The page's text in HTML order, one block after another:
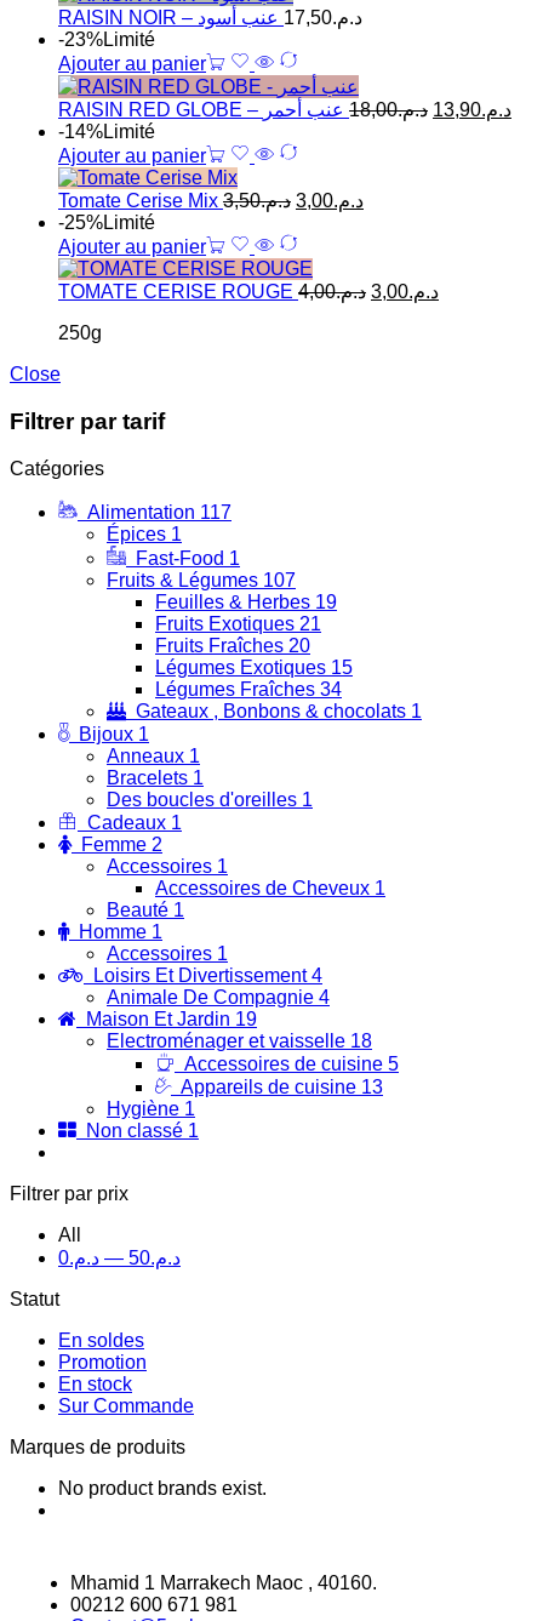
د.م.17,50
-23%Limité
Ajouter au panier
د.م.18,00 د.م.13,90
-14%Limité
Ajouter au panier
Tomate Cerise Mix د.م.3,50 د.م.3,00
-25%Limité
Ajouter au panier
TOMATE CERISE ROUGE د.م.4,00 د.م.3,00
250g
Close
Filtrer par tarif
Catégories
Alimentation 117
Épices 1
Fast-Food 1
Fruits & Légumes 107
Feuilles & Herbes 19
Fruits Exotiques 21
Fruits Fraîches 20
Légumes Exotiques 15
Légumes Fraîches 34
Gateaux , Bonbons & chocolats 1
Bijoux 1
Anneaux 1
Bracelets 1
Des boucles d'oreilles 1
Cadeaux 1
Femme 2
Accessoires 1
Accessoires de Cheveux 1
Beauté 1
Homme 1
Accessoires 1
Loisirs Et Divertissement4
Animale De Compagnie 4
Maison Et Jardin 19
Electroménager et vaisselle 18
Accessoires de cuisine 5
Appareils de cuisine 13
Hygiène 1
Non classé 1
Filtrer par prix
All
د.م.0 — د.م.50
Statut
En soldes
Promotion
En stock
Sur Commande
Marques de produits
No product brands exist.
Mhamid 1 Marrakech Maoc , 40160.
00212 600 671 981